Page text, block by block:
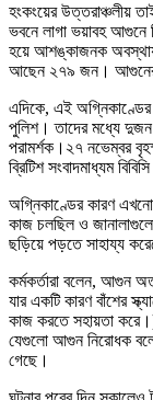
হংকংয়ের উত্তরাঞ্চলীয়
ভবনে লাগা ভয়াবহ আগুনে
হয়ে আশঙ্কাজনক
আছেন ২৭৯ জন। আগুনের
এদিকে, এই অগ্নিকাণ্ডের
পুলিশ। তাদের মধ্যে দুজন
পরামর্শক।২৭ নভেম্বর
ব্রিটিশ সংবাদমাধ্যম
অগ্নিকাণ্ডের কারণ
কাজ চলছিল ও
ছড়িয়ে পড়তে সাহায্য
কর্মকর্তারা বলেন, আগুন
যার একটি কারণ বাঁশের
কাজ করতে সহায়তা
যেগুলো আগুন নিরোধক
গেছে।